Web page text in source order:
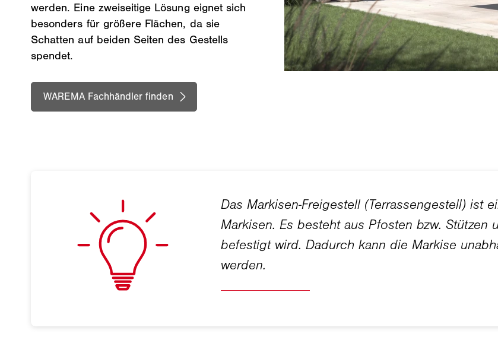
werden. Eine zweiseitige Lösung eignet sich
besonders für größere Flächen, da sie
Schatten auf beiden Seiten des Gestells
spendet.